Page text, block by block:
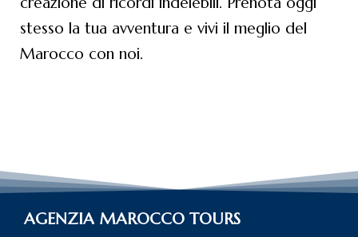
stesso la tua avventura e vivi il meglio del
Marocco con noi.
AGENZIA MAROCCO TOURS